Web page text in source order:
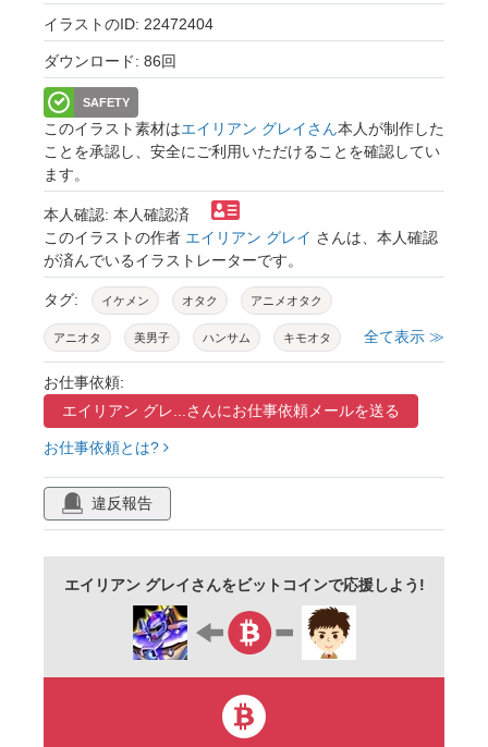
イラストのID: 22472404
ダウンロード: 86回
SAFETY
このイラスト素材はエイリアン グレイさん本人が制作した
ことを承認し、安全にご利用いただけることを確認してい
ます。
本人確認: 本人確認済
このイラストの作者 エイリアン グレイ さんは、本人確認
が済んでいるイラストレーターです。
タグ: イケメン オタク アニメオタク
アニオタ 美男子 ハンサム キモオタ
愛好家
ポスタ－ リュック ジーンズ
全て表示 ≫
お仕事依頼:
エイリアン グレ...さんにお仕事依頼メールを送る
お仕事依頼とは?
違反報告
エイリアン グレイさんをビットコインで応援しよう!